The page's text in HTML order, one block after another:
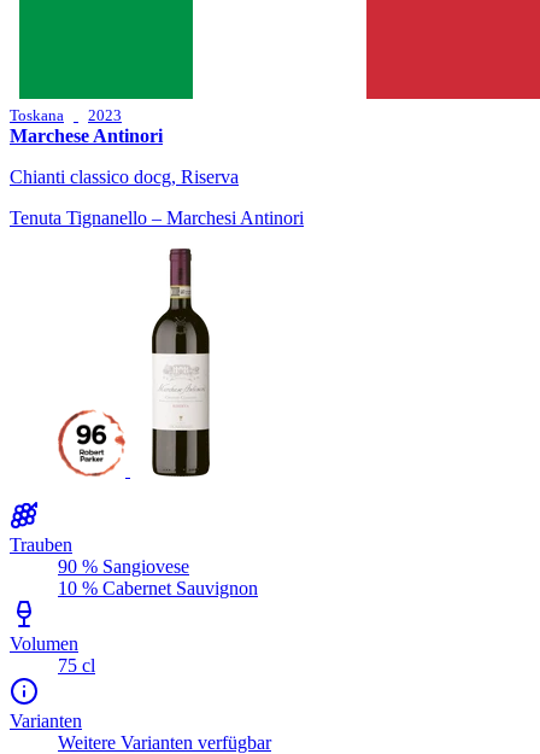
Toskana 2023
Marchese Antinori
Chianti classico docg, Riserva
Tenuta Tignanello – Marchesi Antinori
Trauben
90 % Sangiovese
10 % Cabernet Sauvignon
Volumen
75 cl
Varianten
Weitere Varianten verfügbar